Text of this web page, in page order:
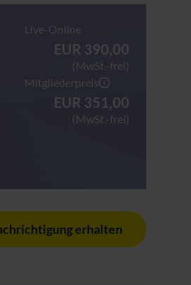
Live-Online
EUR 390,00
(MwSt.-frei)
Mitgliederpreis
EUR 351,00
(MwSt.-frei)
erhalten